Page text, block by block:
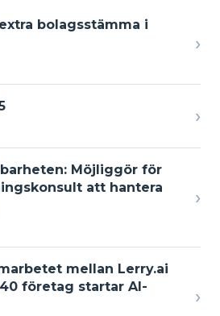
bolagsstämma i
›
›
Möjliggör för
att hantera
›
mellan Lerry.ai
företag startar AI-
›